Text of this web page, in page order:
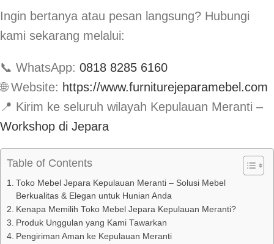
Ingin bertanya atau pesan langsung? Hubungi
kami sekarang melalui:
📞 WhatsApp: 0818 8285 6160
🌐 Website: https://www.furniturejeparamebel.com
📍 Kirim ke seluruh wilayah Kepulauan Meranti –
Workshop di Jepara
Table of Contents
Toko Mebel Jepara Kepulauan Meranti – Solusi Mebel
Berkualitas & Elegan untuk Hunian Anda
Kenapa Memilih Toko Mebel Jepara Kepulauan Meranti?
Produk Unggulan yang Kami Tawarkan
Pengiriman Aman ke Kepulauan Meranti